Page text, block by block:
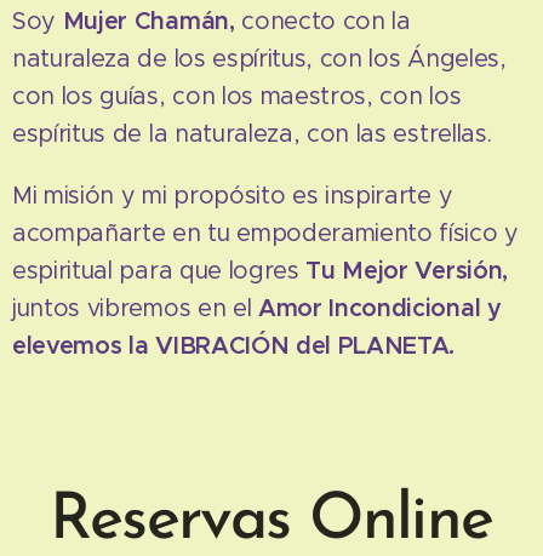
Soy Mujer Chamán, conecto con la
naturaleza de los espíritus, con los Ángeles,
con los guías, con los maestros, con los
espíritus de la naturaleza, con las estrellas.
Mi misión y mi propósito es inspirarte y
acompañarte en tu empoderamiento físico y
espiritual para que logres Tu Mejor Versión,
juntos vibremos en el Amor Incondicional y
elevemos la VIBRACIÓN del PLANETA.
Reservas Online